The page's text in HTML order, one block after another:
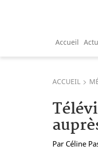
Accueil
ACCUEIL
Par Céline